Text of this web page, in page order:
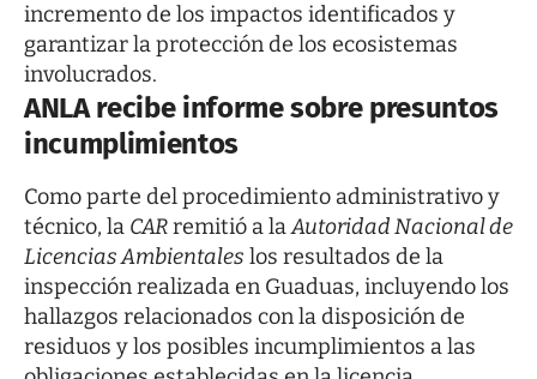
incremento de los impactos identificados y
garantizar la protección de los ecosistemas
involucrados.
ANLA recibe informe sobre presuntos
incumplimientos
Como parte del procedimiento administrativo y
técnico, la CARremitió a laAutoridad Nacional de
Licencias Ambientales los resultados de la
inspección realizada en Guaduas, incluyendo los
hallazgos relacionados con la disposición de
residuos y los posibles incumplimientos a las